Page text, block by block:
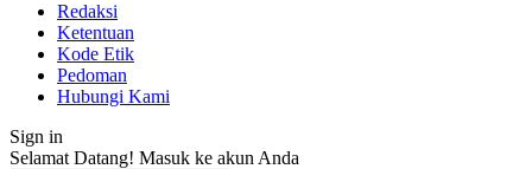
Redaksi
Ketentuan
Kode Etik
Pedoman
Hubungi Kami
Sign in
Selamat Datang! Masuk ke akun Anda